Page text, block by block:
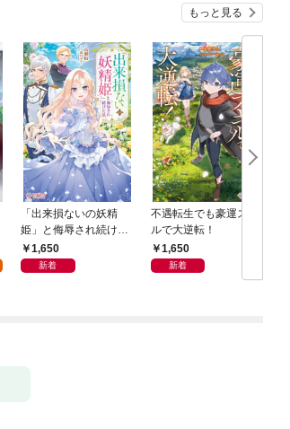
もっと見る
「出来損ないの妖精
姫」と侮辱され続けた
私1,650
新着
不遇転生でも豪運スキ
ルで大逆転！
1,650
新着